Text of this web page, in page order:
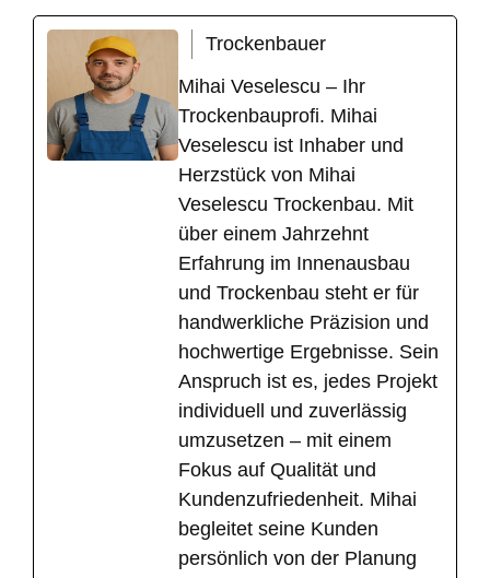
Trockenbauer
Mihai Veselescu – Ihr
Trockenbauprofi. Mihai
Veselescu ist Inhaber und
Herzstück von Mihai
Veselescu Trockenbau. Mit
über einem Jahrzehnt
Erfahrung im Innenausbau
und Trockenbau steht er für
handwerkliche Präzision und
hochwertige Ergebnisse. Sein
Anspruch ist es, jedes Projekt
individuell und zuverlässig
umzusetzen – mit einem
Fokus auf Qualität und
Kundenzufriedenheit. Mihai
begleitet seine Kunden
persönlich von der Planung